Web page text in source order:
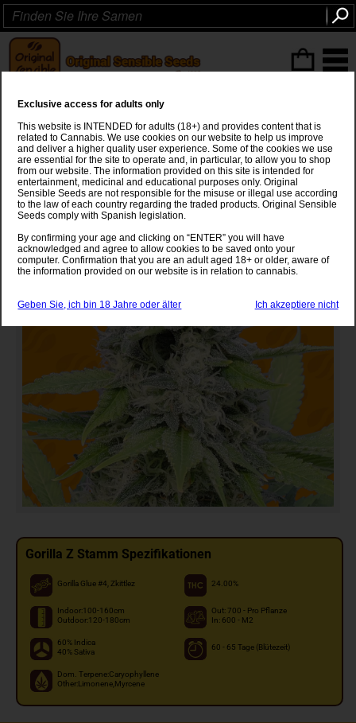
Gorilla Z
Gorilla Glue #4xZkittlez
Gorilla Z Stamm Spezifikationen
Gorilla Glue #4, Zkittlez 24.00%
Indoor:100-160cm
Outdoor:120-180cm
Out: 700 - Pro Pflanze
In: 600 - M2
60% Indica
40% Sativa
60 - 65 Tage (Blütezeit)
Dom. Terpene:Caryophyllene
Other:Limonene,Myrcene
Exclusive access for adults only
This website is INTENDED for adults (18+) and provides content that is
related to Cannabis. We use cookies on our website to help us improve
and deliver a higher quality user experience. Some of the cookies we use
are essential for the site to operate and, in particular, to allow you to shop
from our website. The information provided on this site is intended for
entertainment, medicinal and educational purposes only. Original
Sensible Seeds are not responsible for the misuse or illegal use according
to the law of each country regarding the traded products. Original Sensible
Seeds comply with Spanish legislation.
By confirming your age and clicking on “ENTER” you will have
acknowledged and agree to allow cookies to be saved onto your
computer. Confirmation that you are an adult aged 18+ or older, aware of
the information provided on our website is in relation to cannabis.
Geben Sie, ich bin 18 Jahre oder älter Ich akzeptiere nicht